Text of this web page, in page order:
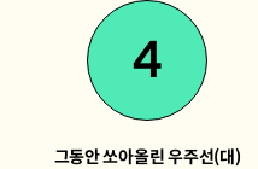
4
그동안 쏘아올린 우주선(대)